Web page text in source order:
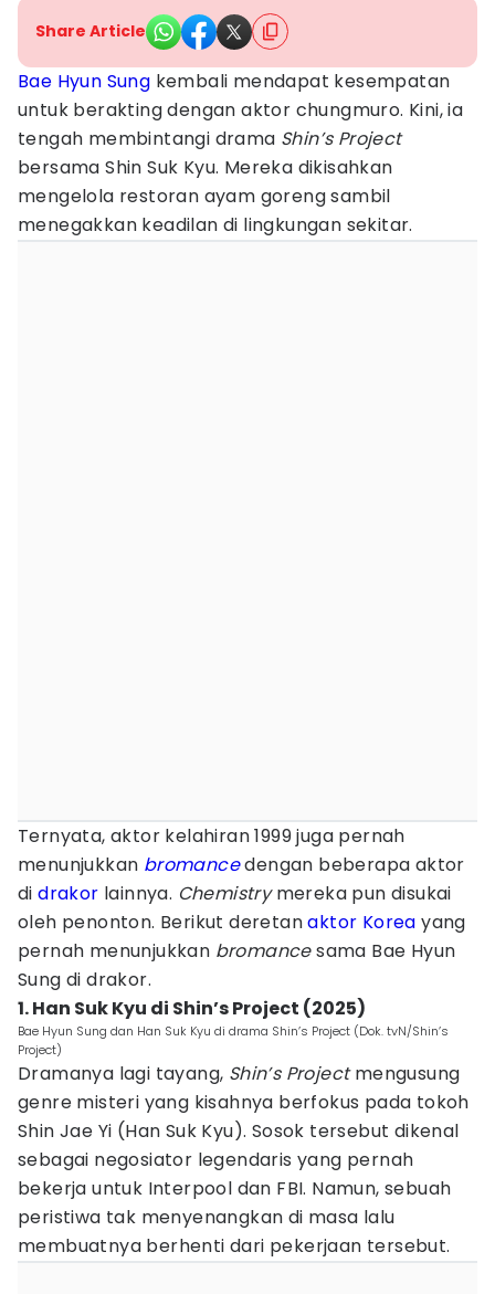
Share Article
Bae Hyun Sung kembali mendapat kesempatan
untuk berakting dengan aktor chungmuro. Kini, ia
tengah membintangi drama Shin’s Project
bersama Shin Suk Kyu. Mereka dikisahkan
mengelola restoran ayam goreng sambil
menegakkan keadilan di lingkungan sekitar.
Ternyata, aktor kelahiran 1999 juga pernah
menunjukkan bromancedengan beberapa aktor
didrakor lainnya. Chemistrymereka pun disukai
oleh penonton. Berikut deretanaktor Korea yang
pernah menunjukkan bromancesama Bae Hyun
Sung di drakor.
1. Han Suk Kyu di Shin’s Project (2025)
Bae Hyun Sung dan Han Suk Kyu di drama Shin’s Project (Dok. tvN/Shin’s
Project)
Dramanya lagi tayang, Shin’s Projectmengusung
genre misteri yang kisahnya berfokus pada tokoh
Shin Jae Yi (Han Suk Kyu). Sosok tersebut dikenal
sebagai negosiator legendaris yang pernah
bekerja untuk Interpool dan FBI. Namun, sebuah
peristiwa tak menyenangkan di masa lalu
membuatnya berhenti dari pekerjaan tersebut.